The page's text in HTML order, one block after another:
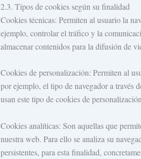
2.3. Tipos de cookies según su finalidad
Cookies técnicas: Permiten al usuario la
ejemplo, controlar el tráfico y la
almacenar contenidos para la difusión de
Cookies de personalización: Permiten al
por ejemplo, el tipo de navegador a través
usan este tipo de cookies de
Cookies analíticas: Son aquellas que
nuestra web. Para ello se analiza su
persistentes, para esta finalidad,